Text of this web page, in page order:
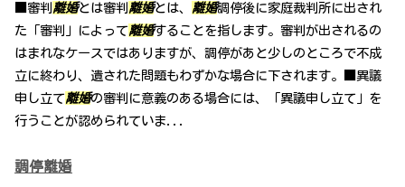
■審判 離婚とは審判 離婚とは、 離婚調停後に家庭裁判所に出され
た「審判」によって離婚することを指します。審判が出されるの
はまれなケースではありますが、調停があと少しのところで不成
立に終わり、遺された問題もわずかな場合に下されます。■異議
申し立て離婚の審判に意義のある場合には、「異議申し立て」を
行うことが認められていま...
調停離婚